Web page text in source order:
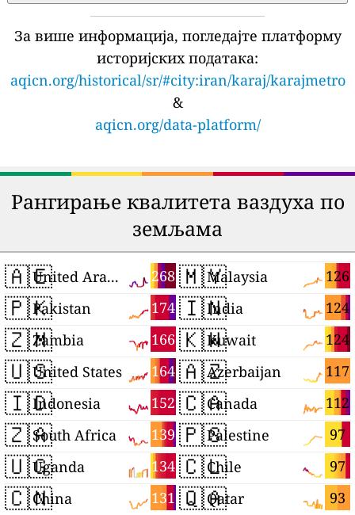
За више информација, погледајте платформу
историјских података:
aqicn.org/historical/sr/#city:iran/karaj/karajmetro
&
aqicn.org/data-platform/
Рангирање квалитета ваздуха по
земљама
🇦🇪 268
United Arab Emirates
🇵🇰 174
Pakistan
🇿🇲 166
Zambia
🇺🇸 164
United States
🇮🇩 152
Indonesia
🇿🇦 139
South Africa
🇺🇬 134
Uganda
🇨🇳 131
China
🇲🇾 126
Malaysia
🇮🇳 124
India
🇰🇼 124
Kuwait
🇦🇿 117
Azerbaijan
🇨🇦 112
Canada
🇵🇸 97
Palestine
🇨🇱 97
Chile
🇶🇦 93
Qatar